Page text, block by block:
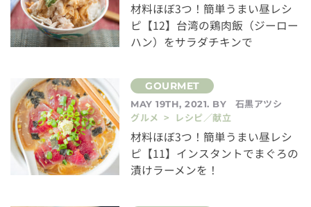
材料ほぼ3つ！簡単うまい昼レシ
ピ【12】台湾の鶏肉飯（ジーロー
ハン）をサラダチキンで
MAY 19TH, 2021. BY
石黒アツシ
グルメ > レシピ／献立
材料ほぼ3つ！簡単うまい昼レシ
ピ【11】インスタントでまぐろの
漬けラーメンを！